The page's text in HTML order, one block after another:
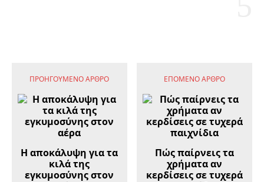
ΠΡΟΗΓΟΎΜΕΝΟ ΆΡΘΡΟ
Η αποκάλυψη για τα
κιλά της
εγκυμοσύνης στον
ΕΠΌΜΕΝΟ ΆΡΘΡΟ
Πώς παίρνεις τα
χρήματα αν
κερδίσεις σε τυχερά